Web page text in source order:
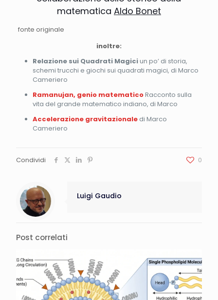
matematica Aldo Bonet
fonte originale
inoltre:
Relazione sui Quadrati Magiciun po’ di storia,
schemi trucchi e giochi sui quadrati magici, di Marco
Cameriero
Ramanujan, genio matematicoRacconto sulla
vita del grande matematico indiano, di Marco
Accelerazione gravitazionaledi Marco
Cameriero
Condividi 0
Luigi Gaudio
Post correlati